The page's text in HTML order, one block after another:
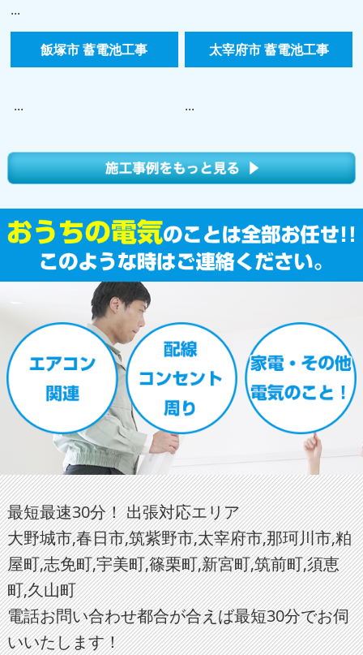
...
飯塚市 蓄電池工事
...
太宰府市 蓄電池工事
...
最短最速30分！ 出張対応エリア
大野城市,春日市,筑紫野市,太宰府市,那珂川市,粕
屋町,志免町,宇美町,篠栗町,新宮町,筑前町,須恵
町,久山町
電話お問い合わせ都合が合えば最短30分でお伺
いいたします！